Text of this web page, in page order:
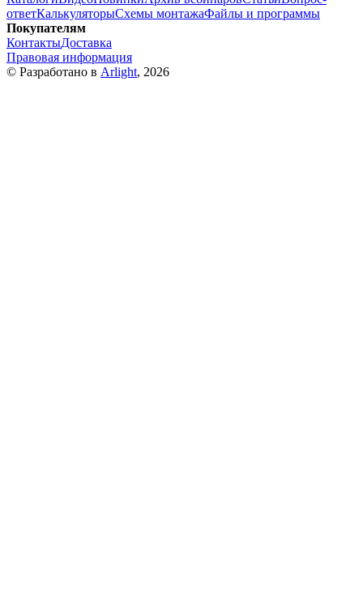
ответКалькуляторыСхемы монтажаФайлы и программы
Покупателям
КонтактыДоставка
Правовая информация
© Разработано в Arlight, 2026